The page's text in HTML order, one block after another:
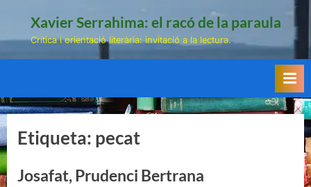
Xavier Serrahima: el racó de la paraula
Crítica i orientació literària: invitació a la lectura.
Etiqueta: pecat
Josafat, Prudenci Bertrana